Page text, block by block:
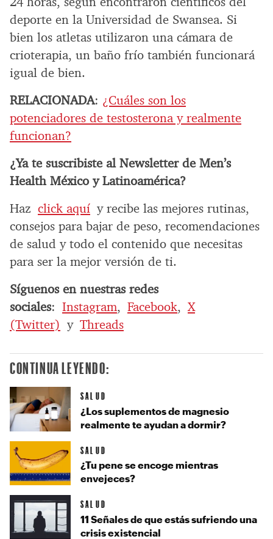
deporte en la Universidad de Swansea. Si
bien los atletas utilizaron una cámara de
crioterapia, un baño frío también funcionará
igual de bien.
RELACIONADA: ¿Cuáles son los
potenciadores de testosterona y realmente
funcionan?
¿Ya te suscribiste al Newsletter de Men’s
Health México y Latinoamérica?
Haz click aquí y recibe las mejores rutinas,
consejos para bajar de peso, recomendaciones
de salud y todo el contenido que necesitas
para ser la mejor versión de ti.
Síguenos en nuestras redes
sociales: Instagram, Facebook,X
(Twitter) y Threads
CONTINUA LEYENDO:
SALUD
¿Los suplementos de magnesio
realmente te ayudan a dormir?
SALUD
¿Tu pene se encoge mientras
envejeces?
SALUD
11 Señales de que estás sufriendo una
crisis existencial